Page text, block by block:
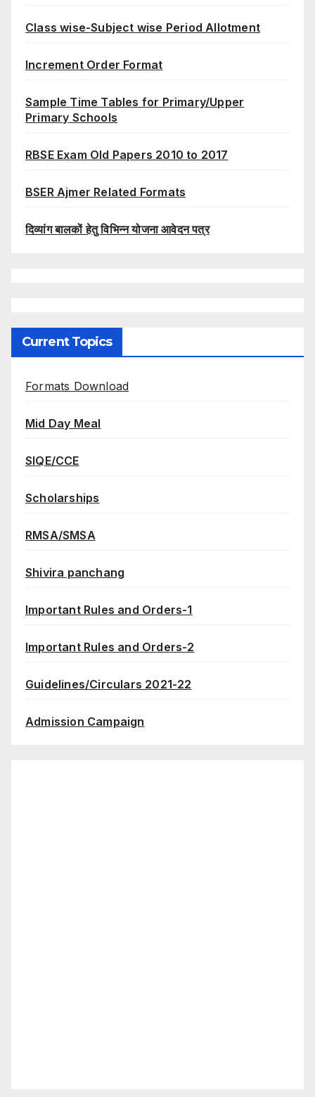
Class wise-Subject wise Period Allotment
Increment Order Format
Sample Time Tables for Primary/Upper
Primary Schools
RBSE Exam Old Papers 2010 to 2017
BSER Ajmer Related Formats
दिव्यांग बालकों हेतु विभिन्न योजना आवेदन पत्र
Current Topics
Formats Download
Mid Day Meal
SIQE/CCE
Scholarships
RMSA/SMSA
Shivira panchang
Important Rules and Orders-1
Important Rules and Orders-2
Guidelines/Circulars 2021-22
Admission Campaign